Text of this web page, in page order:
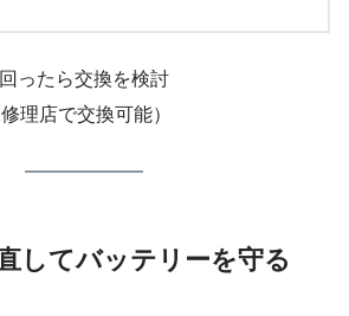
ったら交換を検討
理店で交換可能）
してバッテリーを守る